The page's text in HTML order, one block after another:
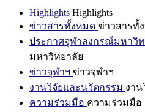
Highlights Highlights
ข่าวสารทั้งหมด ข่าวสารทั้
ประกาศจุฬาลงกรณ์มหาวิ
มหาวิทยาลัย
ข่าวจุฬาฯ ข่าวจุฬาฯ
งานวิจัยและนวัตกรรม งา
ความร่วมมือ ความร่วมมือ